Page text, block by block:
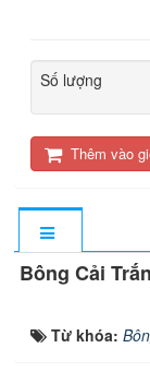
Số lượng
Thêm vào
Bông Cải
Từ khóa: